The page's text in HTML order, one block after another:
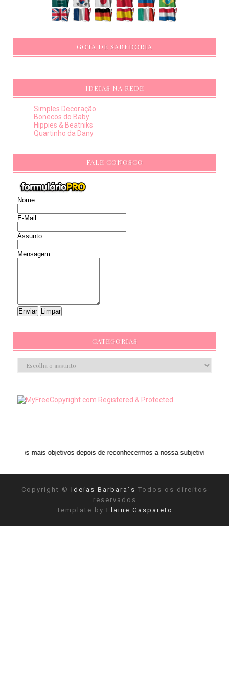
GOTA DE SABEDORIA
IDEIAS NA REDE
Simples Decoração
Bonecos do Baby
Hippies & Beatniks
Quartinho da Dany
FALE CONOSCO
Nome:
E-Mail:
Assunto:
Mensagem:
CATEGORIAS
objetivos depois de reconhecermos a nossa subjetividade." ANAIS NIN
Copyright © Ideias Barbara´s Todos os direitos
reservados
Template by Elaine Gaspareto